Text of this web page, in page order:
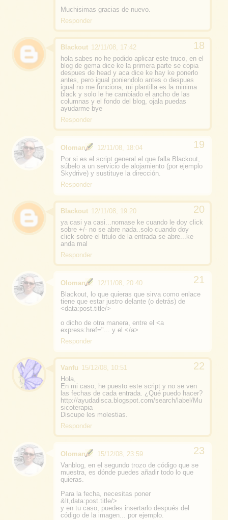
Muchisimas gracias de nuevo.
Responder
Blackout 12/11/08, 17:42
hola sabes no he podido aplicar este truco, en el
blog de gema dice ke la primera parte se copia
despues de head y aca dice ke hay ke ponerlo
antes, pero igual poniendolo antes o despues
igual no me funciona, mi plantilla es la minima
black y solo le he cambiado el ancho de las
columnas y el fondo del blog, ojala puedas
ayudarme bye
Responder
Oloman
12/11/08, 18:04
Por si es el script general el que falla Blackout,
súbelo a un servicio de alojamiento (por ejemplo
Skydrive) y sustituye la dirección.
Responder
Blackout 12/11/08, 19:20
ya casi ya casi...nomase ke cuando le doy click
sobre +/- no se abre nada..solo cuando doy
click sobre el titulo de la entrada se abre...ke
anda mal
Responder
Oloman
12/11/08, 20:40
Blackout, lo que quieras que sirva como enlace
tiene que estar justro delante (o detrás) de
<data:post.title/>
o dicho de otra manera, entre el <a
express:href="... y el </a>
Responder
Vanfu 15/12/08, 10:51
Hola,
En mi caso, he puesto este script y no se ven
las fechas de cada entrada. ¿Qué puedo hacer?
http://ayudadisca.blogspot.com/search/label/Mu
sicoterapia
Discupe les molestias.
Responder
Oloman
15/12/08, 23:59
Vanblog, en el segundo trozo de código que se
muestra, es dónde puedes añadir todo lo que
quieras.
Para la fecha, necesitas poner
&lt,data:post.title/>
y en tu caso, puedes insertarlo después del
código de la imagen... por ejemplo.